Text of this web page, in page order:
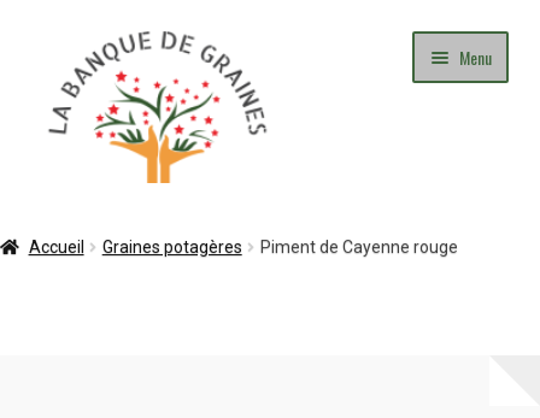
navigation
contenu
Menu
Accueil Graines potagères Piment de Cayenne rouge